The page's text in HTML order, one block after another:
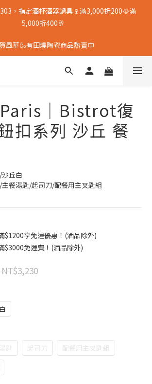
，指定酒杯酒器鍋具🍷滿3,000折200🥘滿
5,000折400🥂
風華🍶有田燒陶瓷商品熱賣中
｜Bistrot復
扣系列 沙丘 餐
丘白
餐湯匙/起司刀/配餐用主叉匙組
$1200享免運優惠！(酒品除外)
$3000免運費！(酒品除外)
NT$3,230
匙 起司刀
配餐用主叉匙組